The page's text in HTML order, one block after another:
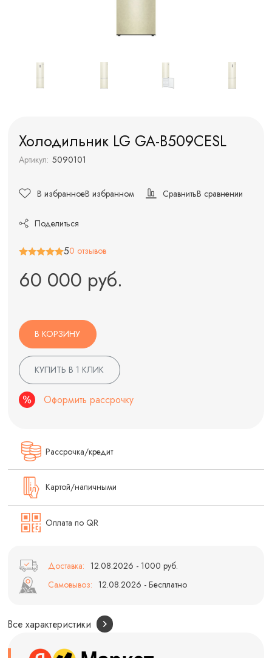
Холодильник LG GA-B509CESL
Артикул: 5090101
В избранноеВ избранном СравнитьВ сравнении
Поделиться
50 отзывов
60 000 руб.
В КОРЗИНУ
КУПИТЬ В 1 КЛИК
Оформить рассрочку
Рассрочка/кредит
Картой/наличными
Оплата по QR
Доставка: 12.08.2026 - 1000 руб.
Самовывоз: 12.08.2026 - Бесплатно
Все характеристики